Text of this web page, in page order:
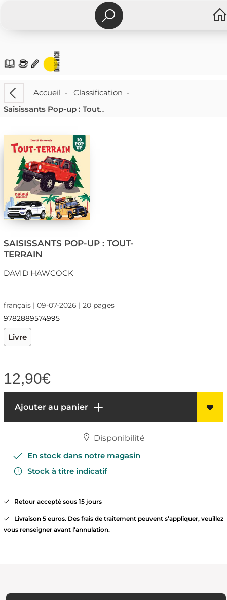
Accueil - Classification -
Saisissants Pop-up : Tout-terrain
SAISISSANTS POP-UP : TOUT-
TERRAIN
DAVID HAWCOCK
français | 09-07-2026 | 20 pages
9782889574995
Livre
12,90€
Ajouter au panier
Disponibilité
En stock dans notre magasin
Stock à titre indicatif
Retour accepté sous 15 jours
Livraison 5 euros. Des frais de traitement peuvent s’appliquer, veuillez
vous renseigner avant l’annulation.